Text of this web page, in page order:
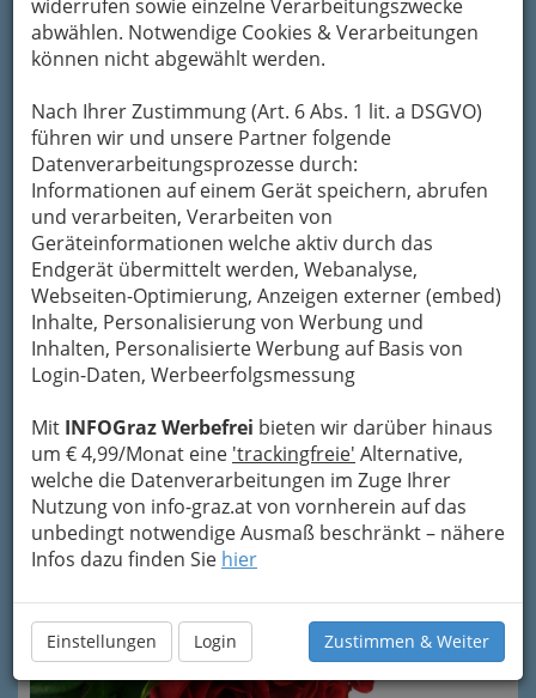
widerrufen sowie einzelne Verarbeitungszwecke
abwählen. Notwendige Cookies & Verarbeitungen
können nicht abgewählt werden.
Nach Ihrer Zustimmung (Art. 6 Abs. 1 lit. a DSGVO)
führen wir und unsere Partner folgende
Datenverarbeitungsprozesse durch:
Informationen auf einem Gerät speichern, abrufen
und verarbeiten, Verarbeiten von
Geräteinformationen welche aktiv durch das
Endgerät übermittelt werden, Webanalyse,
Webseiten-Optimierung, Anzeigen externer (embed)
Inhalte, Personalisierung von Werbung und
Inhalten, Personalisierte Werbung auf Basis von
Login-Daten, Werbeerfolgsmessung
Mit INFOGraz Werbefrei bieten wir darüber hinaus
um € 4,99/Monat eine 'trackingfreie' Alternative,
welche die Datenverarbeitungen im Zuge Ihrer
Nutzung von info-graz.at von vornherein auf das
unbedingt notwendige Ausmaß beschränkt – nähere
Infos dazu finden Sie hier
Einstellungen Login Zustimmen & Weiter
ist die handwerkliche undkünstlerische
Gestaltung von Blumen- und Pflanzen-
Schmuck. Die Floristik ist eng mit
jahrhundertealten Traditionen verbunden.
So ist es im europäischen Kulturkreis üblich, zu
Festen wieTaufe, Hochzeit, Trauerfeier oder
GeburtstagBlumen zu schenken oder Räume
mit ihnen zu schmücken.
Daneben sind häufig in Geschäftsräumen und
Hotels, bei Tagungen und Messen sowie in
Wohnräumen Blumen: von traditionellen
Blumenarrangementsbis zu "floralen
Kunstobjekten".